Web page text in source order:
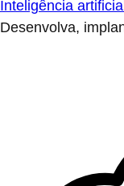
Inteligência artificial
Desenvolva,